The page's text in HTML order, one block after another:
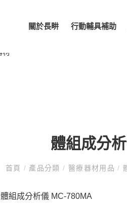
關於長畊 行動輔具補助
體組成分
首頁 / 產品分類/ 醫療器材用品/
體組成分析儀 MC-780MA